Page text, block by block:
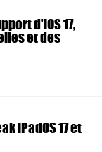
d'iOS 17,
et des
iPadOS 17 et